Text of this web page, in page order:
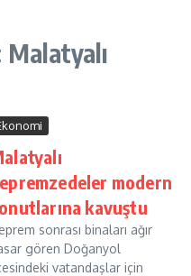
modern
kavuştu
sonrası binaları ağır
gören Doğanyol
vatandaşlar için